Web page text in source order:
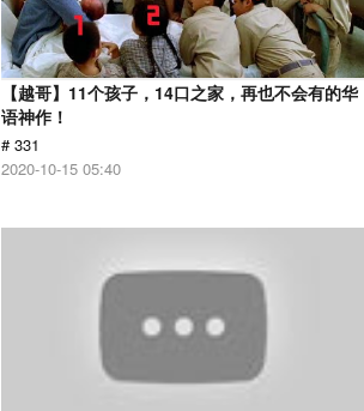
【越哥】11个孩子，14口之家，再也不会有的华
语神作！
# 331
2020-10-15 05:40